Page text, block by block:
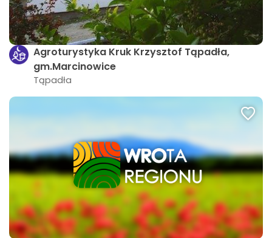
Agroturystyka Kruk Krzysztof Tąpadła,
gm.Marcinowice
Tąpadła